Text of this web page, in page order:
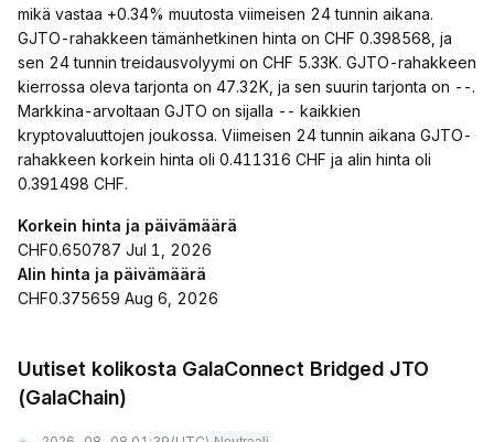
mikä vastaa +0.34% muutosta viimeisen 24 tunnin aikana.
GJTO-rahakkeen tämänhetkinen hinta on CHF 0.398568, ja
sen 24 tunnin treidausvolyymi on CHF 5.33K. GJTO-rahakkeen
kierrossa oleva tarjonta on 47.32K, ja sen suurin tarjonta on --.
Markkina-arvoltaan GJTO on sijalla -- kaikkien
kryptovaluuttojen joukossa. Viimeisen 24 tunnin aikana GJTO-
rahakkeen korkein hinta oli 0.411316 CHF ja alin hinta oli
0.391498 CHF.
Korkein hinta ja päivämäärä
CHF0.650787 Jul 1, 2026
Alin hinta ja päivämäärä
CHF0.375659 Aug 6, 2026
Uutiset kolikosta GalaConnect Bridged JTO
(GalaChain)